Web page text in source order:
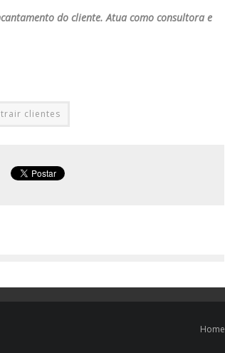
do cliente. Atua como consultora e
clientes
Home